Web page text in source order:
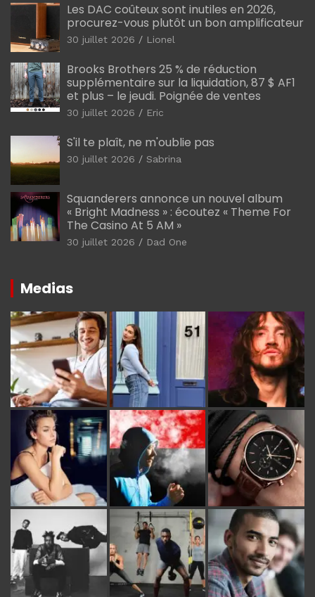
Les DAC coûteux sont inutiles en 2026,
procurez-vous plutôt un bon amplificateur
30 juillet 2026 Lionel
Brooks Brothers 25 % de réduction
supplémentaire sur la liquidation, 87 $ AF1
et plus – le jeudi. Poignée de ventes
30 juillet 2026 Eric
S'il te plaît, ne m'oublie pas
30 juillet 2026 Sabrina
Squanderers annonce un nouvel album
« Bright Madness » : écoutez « Theme For
The Casino At 5 AM »
30 juillet 2026 Dad One
Medias